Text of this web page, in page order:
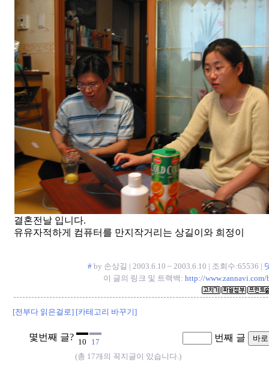
결혼전날 입니다.
유유자적하게 컴퓨터를 만지작거리는 상길이와 희정이
# by 손상길 | 2003.6.10 ~ 2003.6.10 | 조회수:65536 |
이 글의 링크 및 트랙백: http://
[전부다 읽은걸로] [카테고리 바꾸기]
몇번째 글? 10 17 번째 글
(총 17개의 꼭지글이 있습니다.)